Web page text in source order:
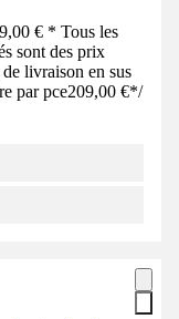
€ * Tous les
sont des prix
livraison en sus
par pce209,00 €*/